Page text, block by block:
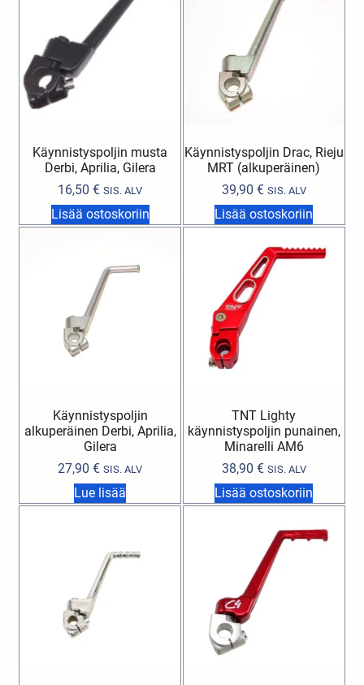
Käynnistyspoljin musta
Derbi, Aprilia, Gilera
16,50€ SIS. ALV
Lisää ostoskoriin
Käynnistyspoljin Drac, Rieju
MRT (alkuperäinen)
39,90 € SIS. ALV
Lisää ostoskoriin
Käynnistyspoljin
alkuperäinen Derbi, Aprilia,
Gilera
27,90€ SIS. ALV
Lue lisää
TNT Lighty
käynnistyspoljin punainen,
Minarelli AM6
38,90 € SIS. ALV
Lisää ostoskoriin